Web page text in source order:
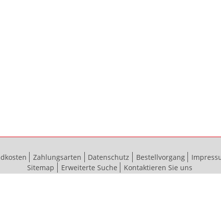
Zahlungsarten Datenschutz Bestellvorgang
Sitemap
Erweiterte Suche Kontaktieren Sie uns